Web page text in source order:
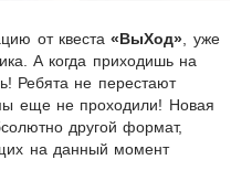
от квеста«ВыХод» , уже
А когда приходишь на
Ребята не перестают
еще не проходили! Новая
другой формат,
на данный момент